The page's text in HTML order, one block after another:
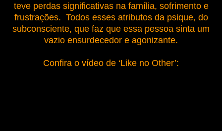
teve perdas significativas na família, sofrimento e
frustrações. Todos esses atributos da psique, do
subconsciente, que faz que essa pessoa sinta um
vazio ensurdecedor e agonizante.
Confira o vídeo de ‘Like no Other’: